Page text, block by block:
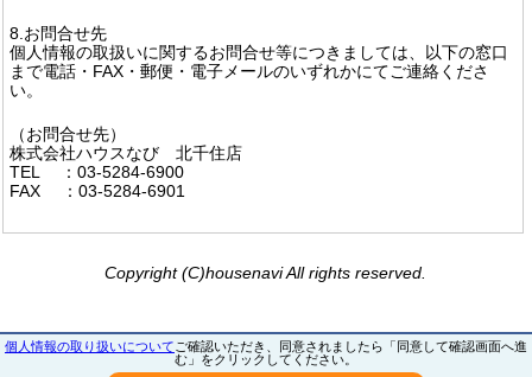
8.お問合せ先
個人情報の取扱いに関するお問合せ等につきましては、以下の窓口
まで電話・FAX・郵便・電子メールのいずれかにてご連絡くださ
い。
（お問合せ先）
株式会社ハウスなび 北千住店
TEL ：03-5284-6900
FAX ：03-5284-6901
Copyright (C)housenavi All rights reserved.
個人情報の取り扱いについて ご確認いただき、同意されましたら「同意して確認画面へ進
む」をクリックしてください。